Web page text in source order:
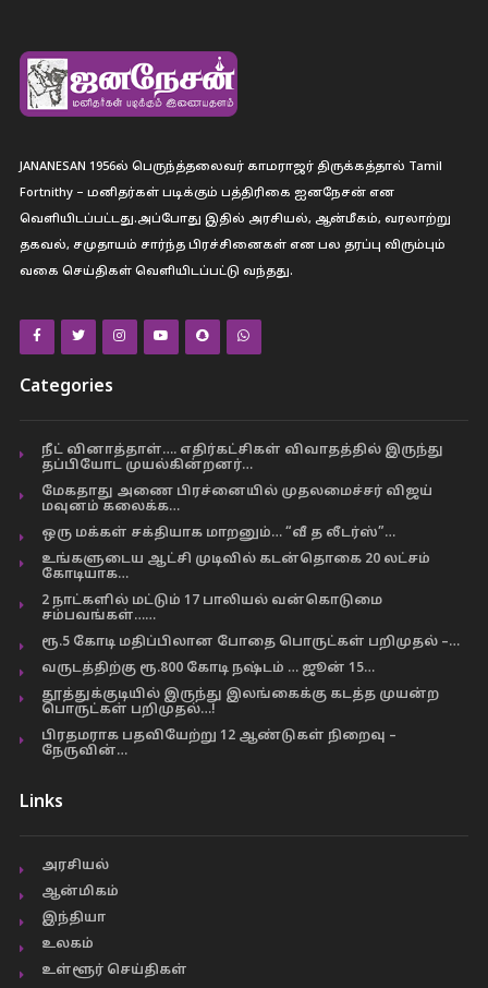
JANANESAN 1956ல் பெருந்த்தலைவர் காமராஜர் திருக்கத்தால் Tamil
Fortnithy – மனிதர்கள் படிக்கும் பத்திரிகை ஐனநேசன் என
வெளியிடப்பட்டது.அப்போது இதில் அரசியல், ஆன்மீகம், வரலாற்று
தகவல், சமுதாயம் சார்ந்த பிரச்சினைகள் என பல தரப்பு விரும்பும்
வகை செய்திகள் வெளியிடப்பட்டு வந்தது.
Categories
நீட் வினாத்தாள்…. எதிர்கட்சிகள் விவாதத்தில் இருந்து
தப்பியோட முயல்கின்றனர்…
மேகதாது அணை பிரச்னையில் முதலமைச்சர் விஜய்
மவுனம் கலைக்க…
ஒரு மக்கள் சக்தியாக மாறனும்… “வீ த லீடர்ஸ்”…
உங்களுடைய ஆட்சி முடிவில் கடன்தொகை 20 லட்சம்
கோடியாக…
2 நாட்களில் மட்டும் 17 பாலியல் வன்கொடுமை
சம்பவங்கள்……
ரூ.5 கோடி மதிப்பிலான போதை பொருட்கள் பறிமுதல் –…
வருடத்திற்கு ரூ.800 கோடி நஷ்டம் … ஜூன் 15…
தூத்துக்குடியில் இருந்து இலங்கைக்கு கடத்த முயன்ற
பொருட்கள் பறிமுதல்…!
பிரதமராக பதவியேற்று 12 ஆண்டுகள் நிறைவு –
நேருவின்…
Links
அரசியல்
ஆன்மிகம்
இந்தியா
உலகம்
உள்ளூர் செய்திகள்